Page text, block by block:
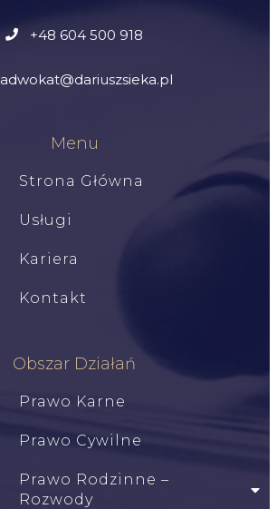
+48 604 500 918
adwokat@dariuszsieka.pl
Menu
Strona Główna
Usługi
Kariera
Kontakt
Obszar Działań
Prawo Karne
Prawo Cywilne
Prawo Rodzinne –
Rozwody